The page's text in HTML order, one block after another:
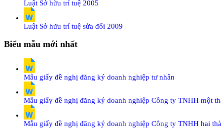
Luật Sở hữu trí tuệ 2005
Luật Sở hữu trí tuệ sửa đổi 2009
Biểu mẫu mới nhất
Mẫu giấy đề nghị đăng ký doanh nghiệp tư nhân
Mẫu giấy đề nghị đăng ký doanh nghiệp Công ty TNHH một
Mẫu giấy đề nghị đăng ký doanh nghiệp Công ty TNHH hai